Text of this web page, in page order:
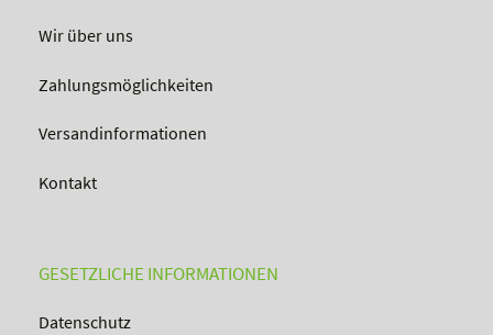
Wir über uns
Zahlungsmöglichkeiten
Versandinformationen
Kontakt
GESETZLICHE INFORMATIONEN
Datenschutz